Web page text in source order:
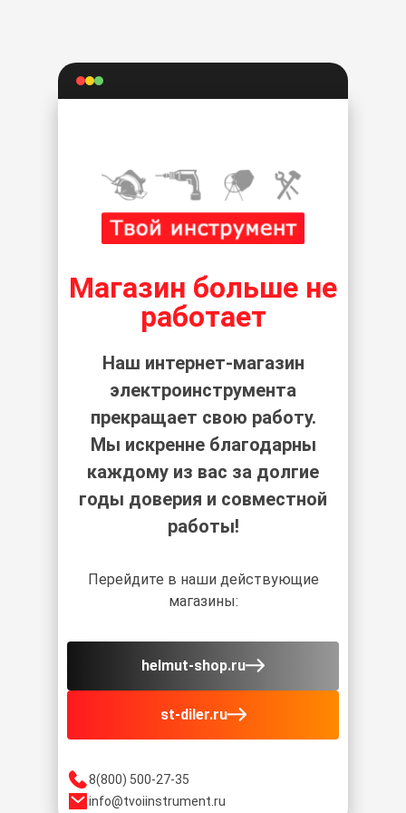
8(800) 500-27-35
info@tvoiinstrument.ru
Магазин больше не
работает
Наш интернет-магазин
электроинструмента
прекращает свою работу.
Мы искренне благодарны
каждому из вас за долгие
годы доверия и совместной
работы!
Перейдите в наши действующие
магазины:
helmut-shop.ru
st-diler.ru